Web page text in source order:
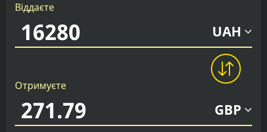
Віддаєте
UAH
Отримуєте
GBP